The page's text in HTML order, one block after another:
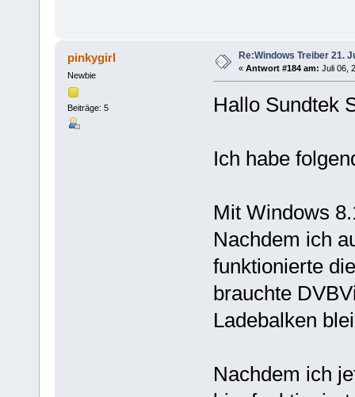
pinkygirl
Newbie
Beiträge: 5
Re:Windows Treiber 21.
« Antwort #184 am: Juli 06,
Hallo Sundtek
Ich habe
Mit Windows
Nachdem ich
funktionierte
brauchte
Ladebalken
Nachdem ich